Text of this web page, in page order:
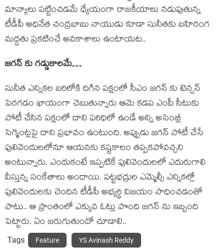
మాన్యాలు పట్టించడమే ధ్యేయంగా రాజకీయాలు నడుపుతున్న
టీడీపీ అధినేత చంద్రబాబు నాయుడు కూడా సునీతకు బహిరంగ
మద్దతు ప్రకటించే అవకాశాలు ఉంటాయట..
జగన్ కు గడ్డుకాలమే…
సునీత ఎన్నికల బరిలోకి దిగిన పక్షంలో సీఎం జగన్ కు టెన్షన్
పెరగడం ఖాయంగా చెబుతున్నారు ఆమె కడప ఎంపీ సీటుకు
పోటీ చేసిన పక్షంలో దాని పరిధిలో ఉండే అన్ని అసెంబ్లీ
సెగ్మెంట్లపై దాని ప్రభావం ఉంటుంది. అప్పుడు జగన్ పోటీ చేసే
పులివెందులలోనూ ఆయనకు కష్టకాలం తప్పకపోవచ్చని
అంటున్నారు. ఎందుకంటే ఇప్పటికే పులివెందులలో ఎదురుగాలి
వీస్తున్న సంకేతాలు అందాయి. పట్టభద్రుల ఎమ్మెల్సీ ఎన్నికల్లో
పులివెందులకు చెందిన టీడీపీ అభ్యర్థి విజయం సాధించడంతో
పాటు.. ఆ ప్రాంతంలో ఎక్కువ ఓట్లు పొంది జగన్ ను ఇబ్బంది
పెట్టారు. ఏం జరుగుతుందో చూడాలి..
Tags Feature YS Avinash Reddy